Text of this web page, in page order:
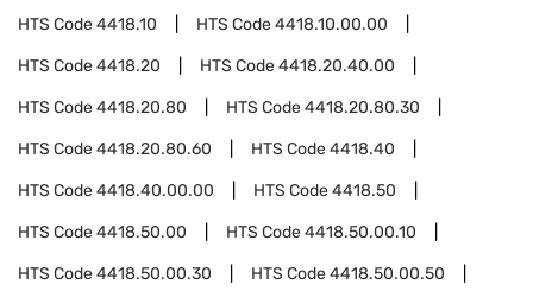
HTS Code4418.10 HTS Code4418.10.00.00
HTS Code4418.20 HTS Code4418.20.40.00
HTS Code4418.20.80 HTS Code4418.20.80.30
HTS Code4418.20.80.60 HTS Code4418.40
HTS Code4418.40.00.00 HTS Code4418.50
HTS Code4418.50.00 HTS Code4418.50.00.10
HTS Code4418.50.00.30 HTS Code4418.50.00.50